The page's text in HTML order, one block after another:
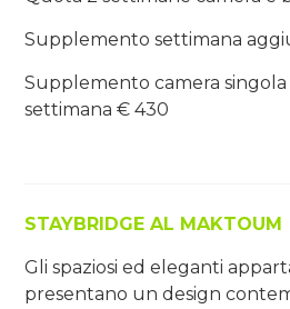
Supplemento settimana
Supplemento camera
settimana € 430
STAYBRIDGE AL MAKTOUM
Gli spaziosi ed eleganti
presentano un design